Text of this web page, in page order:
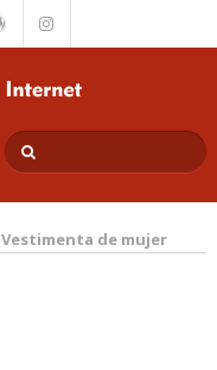
Vestimenta de mujer